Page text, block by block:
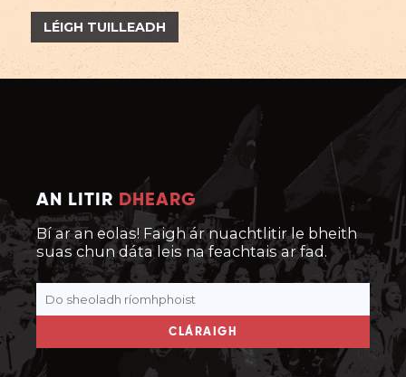
LÉIGH TUILLEADH
AN LITIR DHEARG
Bí ar an eolas! Faigh ár nuachtlitir le bheith
suas chun dáta leis na feachtais ar fad.
CLÁRAIGH